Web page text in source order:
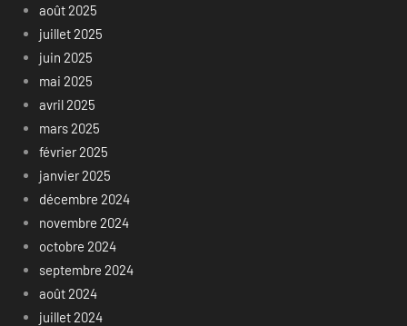
août 2025
juillet 2025
juin 2025
mai 2025
avril 2025
mars 2025
février 2025
janvier 2025
décembre 2024
novembre 2024
octobre 2024
septembre 2024
août 2024
juillet 2024